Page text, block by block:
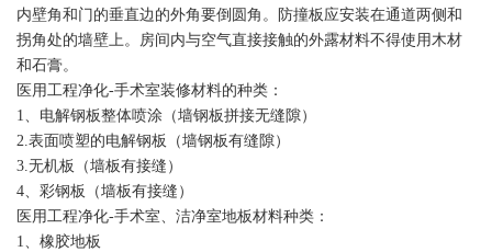
内壁角和门的垂直边的外角要倒圆角。防撞板应安装在通道两侧和
拐角处的墙壁上。房间内与空气直接接触的外露材料不得使用木材
和石膏。
医用工程净化-手术室装修材料的种类：
1、电解钢板整体喷涂（墙钢板拼接无缝隙）
2.表面喷塑的电解钢板（墙钢板有缝隙）
3.无机板（墙板有接缝）
4、彩钢板（墙板有接缝）
医用工程净化-手术室、洁净室地板材料种类：
1、橡胶地板